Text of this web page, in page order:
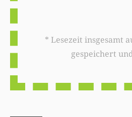
* Lesezeit insgesamt auf woxx.lu: 0 Minute. Diese Daten
gespeichert